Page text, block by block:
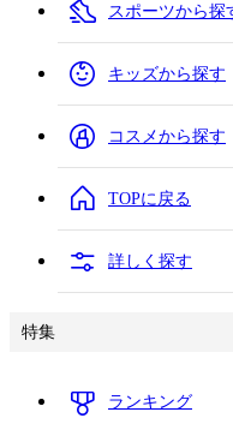
スポーツから探
キッズから探す
コスメから探す
TOPに戻る
詳しく探す
特集
ランキング